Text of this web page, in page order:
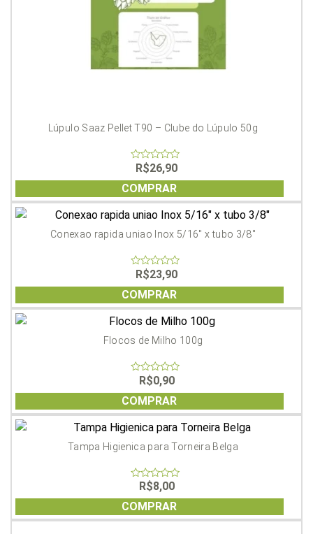
Lúpulo Saaz Pellet T90 – Clube do Lúpulo 50g
of
5
R$26,90
COMPRAR
Conexao rapida uniao Inox 5/16″ x tubo 3/8″
of
5
R$23,90
COMPRAR
Flocos de Milho 100g
of
5
R$0,90
COMPRAR
Tampa Higienica para Torneira Belga
of
5
R$8,00
COMPRAR